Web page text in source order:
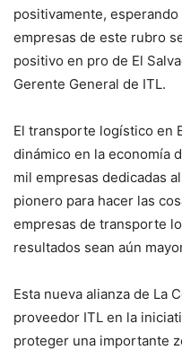
positivamente,
empresas de este rubro
positivo en pro de El
Gerente General de ITL.
El transporte logístico en
dinámico en la economía
mil empresas dedicadas
pionero para hacer las
empresas de transporte
resultados sean aún
Esta nueva alianza de La
proveedor ITL en la
proteger una importante